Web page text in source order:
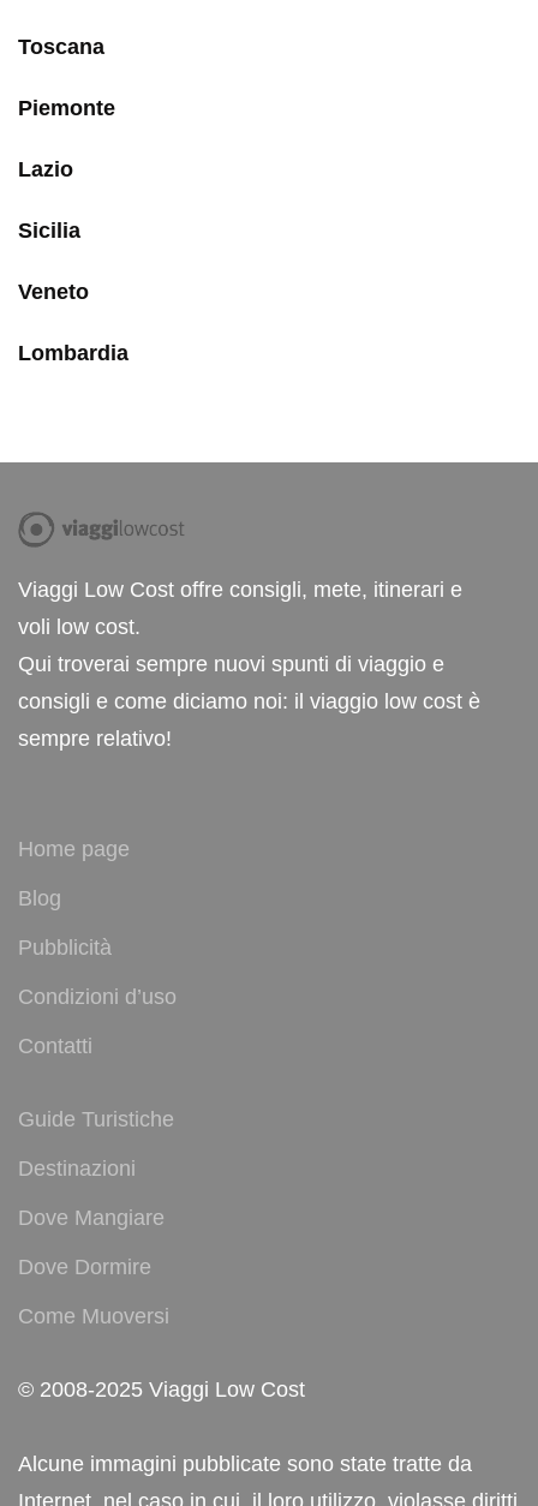
Toscana
Piemonte
Lazio
Sicilia
Veneto
Lombardia
Viaggi Low Cost offre consigli, mete, itinerari e
voli low cost.
Qui troverai sempre nuovi spunti di viaggio e
consigli e come diciamo noi: il viaggio low cost è
sempre relativo!
Home page
Blog
Pubblicità
Condizioni d’uso
Contatti
Guide Turistiche
Destinazioni
Dove Mangiare
Dove Dormire
Come Muoversi
© 2008-2025 Viaggi Low Cost
Alcune immagini pubblicate sono state tratte da